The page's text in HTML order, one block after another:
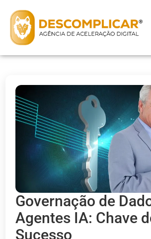
Governação de
Agentes IA: Chave
Sucesso